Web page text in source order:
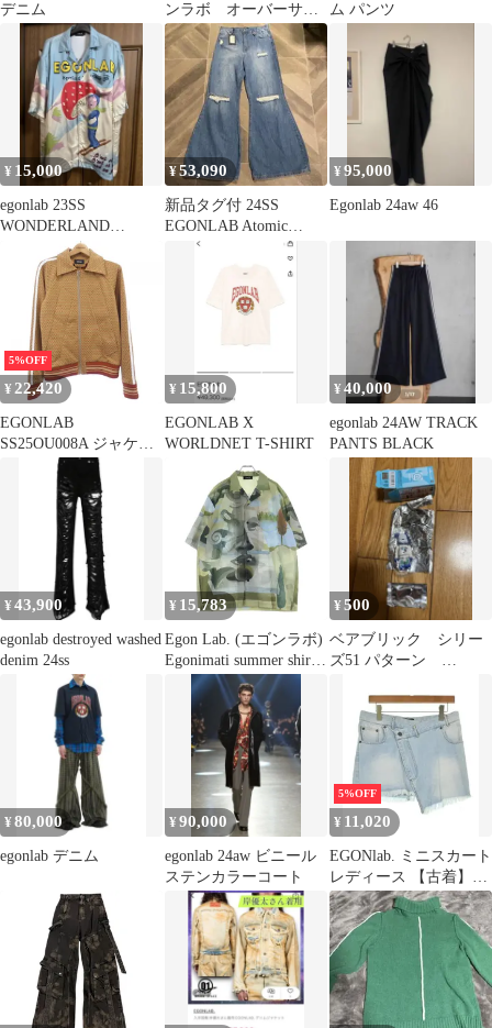
デニム
ンラボ オーバーサイ
ズテーラードジャケッ
ト 44
ム パンツ
¥ 15,000
egonlab 23SS
WONDERLAND
SUMMER SHIRT
¥53,090
新品タグ付 24SS
EGONLAB Atomic
denim/XL
¥95,000
Egonlab 24aw 46
5%OFF
¥ 22,420
EGONLAB
SS25OU008A ジャケッ
¥ 15,800
EGONLAB X
WORLDNET T-SHIRT
¥40,000
egonlab 24AW TRACK
PANTS BLACK
¥43,900
egonlab destroyed washed
denim 24ss
¥ 15,783
Egon Lab. (エゴンラボ)
Egonimati summer shirt
エゴニマティ サマー 半
袖シャツ グリーン
¥500
ベアブリック シリー
ズ51 パターン
¥80,000
egonlab デニム
¥90,000
egonlab 24aw ビニール
ステンカラーコート
5%OFF
¥ 11,020
EGONlab. ミニスカート
レディース 【古着】
【中古】【送料無料】